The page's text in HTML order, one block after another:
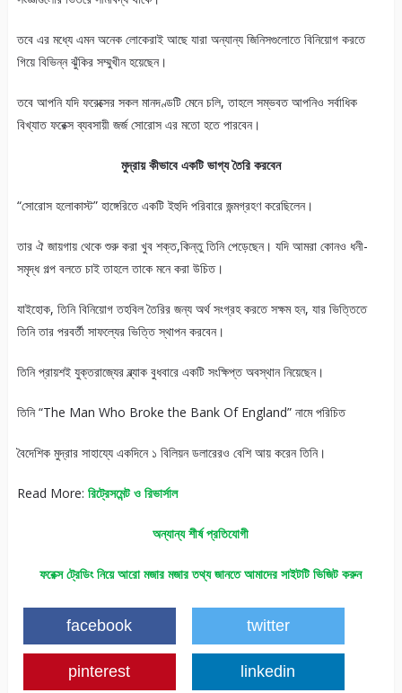
তবে এর মধ্যে এমন অনেক লোকেরাই আছে যারা অন্যান্য জিনিসগুলোতে বিনিয়োগ করতে
গিয়ে বিভিন্ন ঝুঁকির সম্মুখীন হয়েছেন।
তবে আপনি যদি ফরেক্সের সকল মানদণ্ডটি মেনে চলি, তাহলে সম্ভবত আপনিও সর্বাধিক
বিখ্যাত ফরেক্স ব্যবসায়ী জর্জ সোরোস এর মতো হতে পারবেন।
মুদ্রায় কীভাবে একটি ভাগ্য তৈরি করবেন
“সোরোস হলোকাস্ট” হাঙ্গেরিতে একটি ইহুদি পরিবারে জন্মগ্রহণ করেছিলেন।
তার ঐ জায়গায় থেকে শুরু করা খুব শক্ত,কিন্তু তিনি পেড়েছেন। যদি আমরা কোনও ধনী-
সমৃদ্ধ গল্প বলতে চাই তাহলে তাকে মনে করা উচিত।
যাইহোক, তিনি বিনিয়োগ তহবিল তৈরির জন্য অর্থ সংগ্রহ করতে সক্ষম হন, যার ভিত্তিতে
তিনি তার পরবর্তী সাফল্যের ভিত্তি স্থাপন করবেন।
তিনি প্রায়শই যুক্তরাজ্যের ব্ল্যাক বুধবারে একটি সংক্ষিপ্ত অবস্থান নিয়েছেন।
তিনি “The Man Who Broke the Bank Of England” নামে পরিচিত
বৈদেশিক মুদ্রার সাহায্যে একদিনে ১ বিলিয়ন ডলারেরও বেশি আয় করেন তিনি।
Read More: রিট্রেসমেন্ট ও রিভার্সাল
অন্যান্য শীর্ষ প্রতিযোগী
ফরেক্স ট্রেডিং নিয়ে আরো মজার মজার তথ্য জানতে আমাদের সাইটটি ভিজিট করুন
facebook twitter
pinterest linkedin